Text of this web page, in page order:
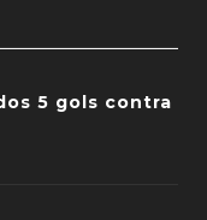
5 gols contra